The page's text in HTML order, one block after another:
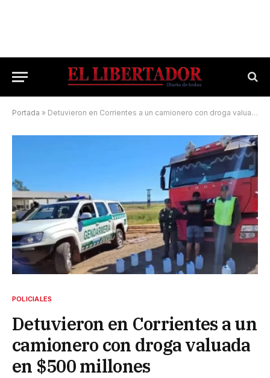
Portada » Detuvieron en Corrientes a un camionero con droga valuada en $500 millones
POLICIALES
Detuvieron en Corrientes a un
camionero con droga valuada
en $500 millones